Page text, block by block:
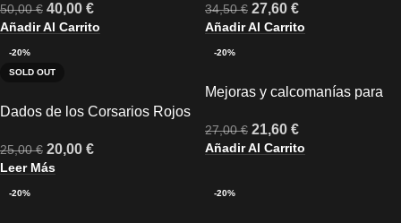
50,00€ 40,00 €
Añadir Al Carrito
34,50€ 27,60 €
Añadir Al Carrito
-20%
SOLD OUT
Dados de los Corsarios Rojos
25,00€ 20,00 €
Leer Más
-20%
Mejoras y calcomanías para
27,00€ 21,60 €
Añadir Al Carrito
-20% -20%